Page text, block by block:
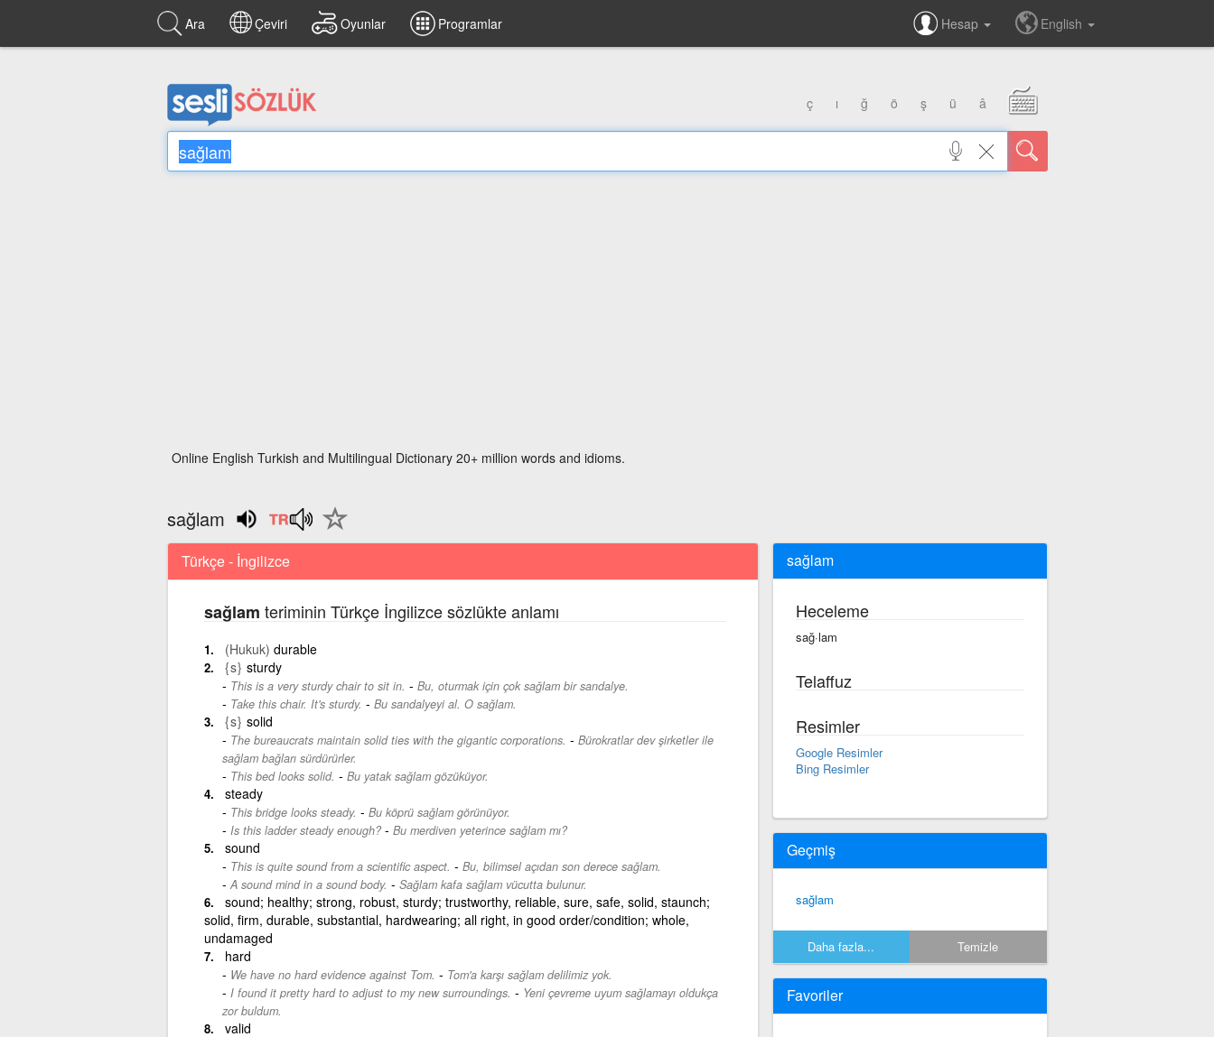
Ara Çeviri Oyunlar Programlar Hesap English
ç ı ğ ö ş ü â
Online English Turkish and Multilingual Dictionary 20+ million words and idioms.
sağlam
Türkçe - İngilizce
sağlam teriminin Türkçe İngilizce sözlükte anlamı
(Hukuk) durable
{s} sturdy
This is a very sturdy chair to sit in. - Bu, oturmak için çok sağlam bir sandalye.
Take this chair. It's sturdy. - Bu sandalyeyi al. O sağlam.
{s} solid
The bureaucrats maintain solid ties with the gigantic corporations. - Bürokratlar dev şirketler ile
sağlam bağları sürdürürler.
This bed looks solid. - Bu yatak sağlam gözüküyor.
steady
This bridge looks steady. - Bu köprü sağlam görünüyor.
Is this ladder steady enough?- Bu merdiven yeterince sağlam mı?
sound
This is quite sound from a scientific aspect. - Bu, bilimsel açıdan son derece sağlam.
A sound mind in a sound body. - Sağlam kafa sağlam vücutta bulunur.
sound; healthy; strong, robust, sturdy; trustworthy, reliable, sure, safe, solid, staunch;
solid, firm, durable, substantial, hardwearing; all right, in good order/condition; whole,
undamaged
hard
We have no hard evidence against Tom. - Tom'a karşı sağlam delilimiz yok.
I found it pretty hard to adjust to my new surroundings. - Yeni çevreme uyum sağlamayı oldukça
zor buldum.
valid
sağlam
Heceleme
sağ·lam
Telaffuz
Resimler
Google Resimler
Bing Resimler
Geçmiş
sağlam
Daha fazla... Temizle
Favoriler